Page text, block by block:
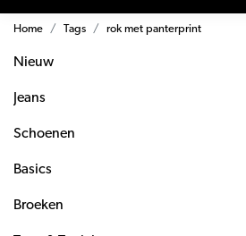
Home Tags rok met panterprint
Nieuw
Jeans
Schoenen
Basics
Broeken